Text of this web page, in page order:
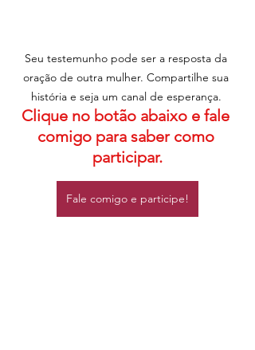
Seu testemunho pode ser a resposta da
oração de outra mulher. Compartilhe sua
história e seja um canal de esperança.
Clique no botão abaixo e fale
comigo para saber como
participar.
Fale comigo e participe!